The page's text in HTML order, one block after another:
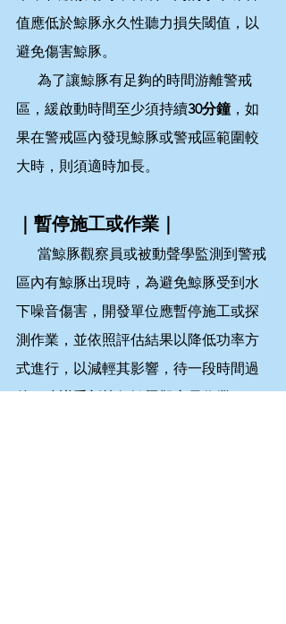
值應低於鯨豚永久性聽力損失閾值，以
避免傷害鯨豚。
區，緩啟動時間至少須持續30分鐘，如
果在警戒區內發現鯨豚或警戒區範圍較
大時，則須適時加長。
｜暫停施工或作業｜
區內有鯨豚出現時，為避免鯨豚受到水
下噪音傷害，開發單位應暫停施工或探
測作業，並依照評估結果以降低功率方
式進行，以減輕其影響，待一段時間過
後，建議重新執行鯨豚觀察員作業程